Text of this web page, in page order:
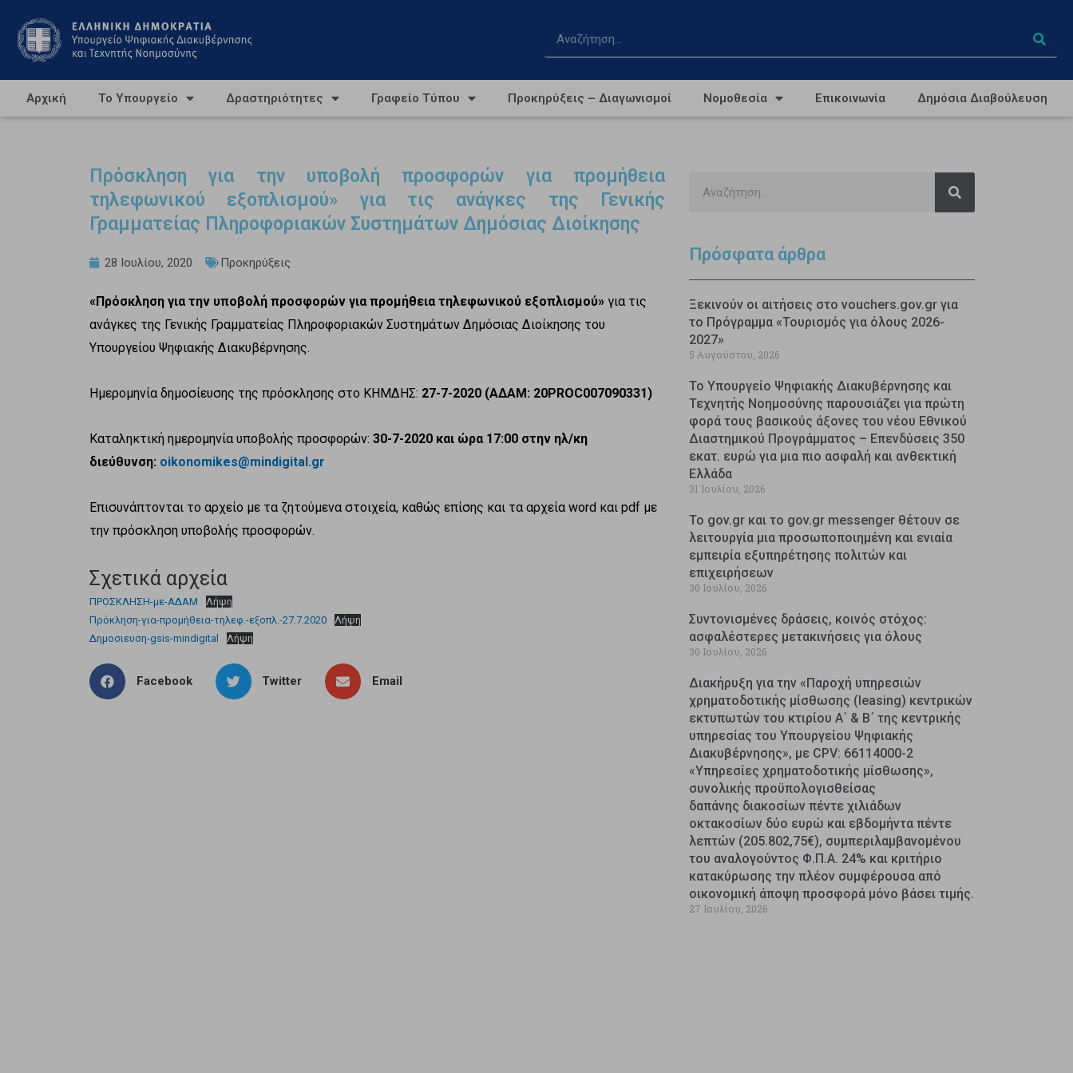
Αρχική Το Υπουργείο Δραστηριότητες Γραφείο Τύπου Προκηρύξεις – Διαγωνισμοί Νομοθεσία Επικοινωνία Δημόσια Διαβούλευση
Πρόσκληση για την υποβολή προσφορών για προμήθεια
τηλεφωνικού εξοπλισμού» για τις ανάγκες της Γενικής
Γραμματείας Πληροφοριακών Συστημάτων Δημόσιας Διοίκησης
28 Ιουλίου, 2020 Προκηρύξεις
«Πρόσκληση για την υποβολή προσφορών για προμήθεια τηλεφωνικού εξοπλισμού» για τις
ανάγκες της Γενικής Γραμματείας Πληροφοριακών Συστημάτων Δημόσιας Διοίκησης του
Υπουργείου Ψηφιακής Διακυβέρνησης.
Ημερομηνία δημοσίευσης της πρόσκλησης στο ΚΗΜΔΗΣ: 27-7-2020 (ΑΔΑΜ: 20PROC007090331)
Καταληκτική ημερομηνία υποβολής προσφορών: 30-7-2020 και ώρα 17:00 στην ηλ/κη
διεύθυνση: oikonomikes@mindigital.gr
Eπισυνάπτονται το αρχείο με τα ζητούμενα στοιχεία, καθώς επίσης και τα αρχεία word και pdf με
την πρόσκληση υποβολής προσφορών.
Σχετικά αρχεία
ΠΡΟΣΚΛΗΣΗ-με-ΑΔΑΜ
Λήψη
Πρόκληση-για-προμήθεια-τηλεφ.-εξοπλ.-27.7.2020
Λήψη
Δημοσιευση-gsis-mindigital
Λήψη
Facebook Twitter Email
Πρόσφατα άρθρα
Ξεκινούν οι αιτήσεις στο vouchers.gov.gr για
το Πρόγραμμα «Τουρισμός για όλους 2026-
2027»
5 Αυγούστου, 2026
Το Υπουργείο Ψηφιακής Διακυβέρνησης και
Τεχνητής Νοημοσύνης παρουσιάζει για πρώτη
φορά τους βασικούς άξονες του νέου Εθνικού
Διαστημικού Προγράμματος – Επενδύσεις 350
εκατ. ευρώ για μια πιο ασφαλή και ανθεκτική
Ελλάδα
31 Ιουλίου, 2026
Το gov.gr και το gov.gr messenger θέτουν σε
λειτουργία μια προσωποποιημένη και ενιαία
εμπειρία εξυπηρέτησης πολιτών και
επιχειρήσεων
30 Ιουλίου, 2026
Συντονισμένες δράσεις, κοινός στόχος:
ασφαλέστερες μετακινήσεις για όλους
30 Ιουλίου, 2026
Διακήρυξη για την «Παροχή υπηρεσιών
χρηματοδοτικής μίσθωσης (leasing) κεντρικών
εκτυπωτών του κτιρίου Α΄ & Β΄ της κεντρικής
υπηρεσίας του Υπουργείου Ψηφιακής
Διακυβέρνησης», με CPV: 66114000-2
«Υπηρεσίες χρηματοδοτικής μίσθωσης»,
συνολικής προϋπολογισθείσας
δαπάνης διακοσίων πέντε χιλιάδων
οκτακοσίων δύο ευρώ και εβδομήντα πέντε
λεπτών (205.802,75€), συμπεριλαμβανομένου
του αναλογούντος Φ.Π.Α. 24% και κριτήριο
κατακύρωσης την πλέον συμφέρουσα από
οικονομική άποψη προσφορά μόνο βάσει τιμής.
27 Ιουλίου, 2026